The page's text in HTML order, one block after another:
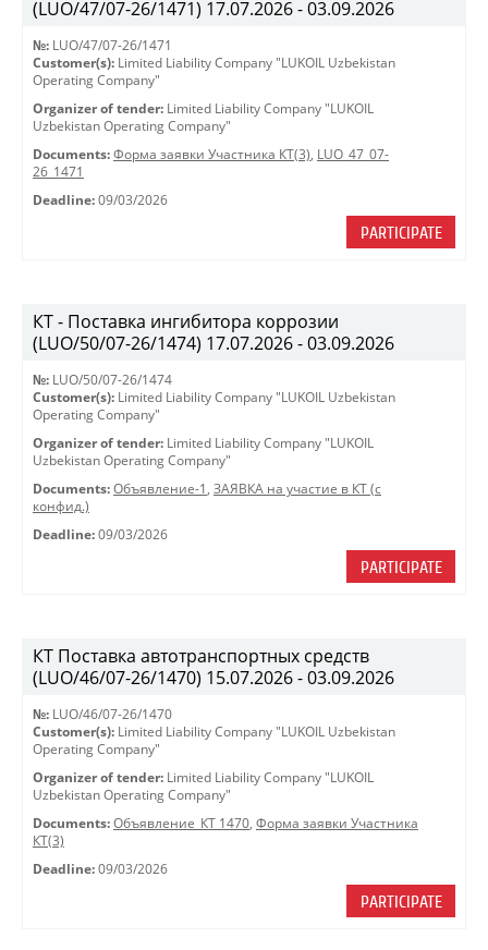
(LUO/47/07-26/1471) 17.07.2026 - 03.09.2026
№: LUO/47/07-26/1471
Customer(s): Limited Liability Company "LUKOIL Uzbekistan
Operating Company"
Organizer of tender: Limited Liability Company "LUKOIL
Uzbekistan Operating Company"
Documents: Форма заявки Участника КТ(3), LUO_47_07-
26_1471
Deadline: 09/03/2026
PARTICIPATE
КТ - Поставка ингибитора коррозии
(LUO/50/07-26/1474) 17.07.2026 - 03.09.2026
№: LUO/50/07-26/1474
Customer(s): Limited Liability Company "LUKOIL Uzbekistan
Operating Company"
Organizer of tender: Limited Liability Company "LUKOIL
Uzbekistan Operating Company"
Documents: Объявление-1 , ЗАЯВКА на участие в КТ (с
конфид.)
Deadline: 09/03/2026
PARTICIPATE
КТ Поставка автотранспортных средств
(LUO/46/07-26/1470) 15.07.2026 - 03.09.2026
№: LUO/46/07-26/1470
Customer(s): Limited Liability Company "LUKOIL Uzbekistan
Operating Company"
Organizer of tender: Limited Liability Company "LUKOIL
Uzbekistan Operating Company"
Documents: Объявление_КТ 1470, Форма заявки Участника
КТ(3)
Deadline: 09/03/2026
PARTICIPATE